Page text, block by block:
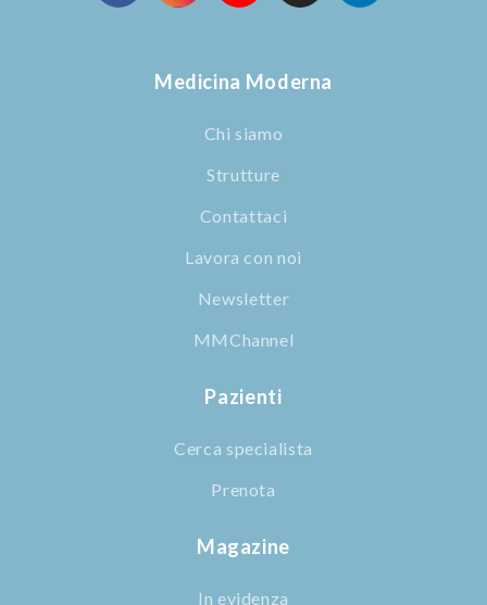
Medicina Moderna
Chi siamo
Strutture
Contattaci
Lavora con noi
Newsletter
MMChannel
Pazienti
Cerca specialista
Prenota
Magazine
In evidenza